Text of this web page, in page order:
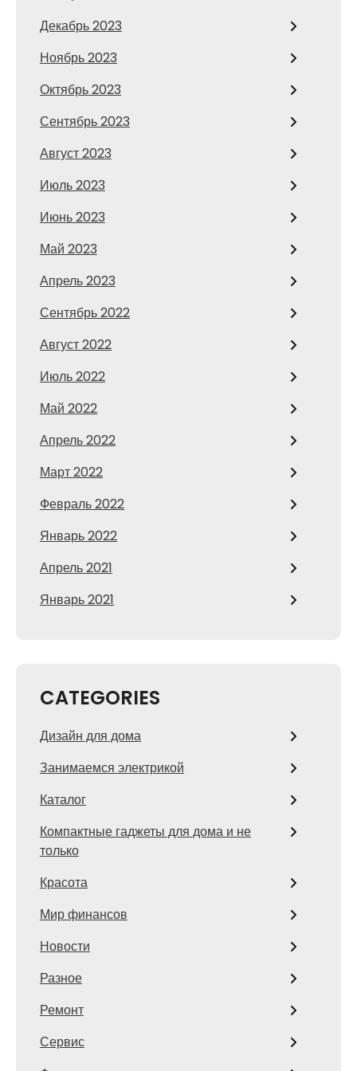
Декабрь 2023
Ноябрь 2023
Октябрь 2023
Сентябрь 2023
Август 2023
Июль 2023
Июнь 2023
Май 2023
Апрель 2023
Сентябрь 2022
Август 2022
Июль 2022
Май 2022
Апрель 2022
Март 2022
Февраль 2022
Январь 2022
Апрель 2021
Январь 2021
CATEGORIES
Дизайн для дома
Занимаемся электрикой
Каталог
Компактные гаджеты для дома и не
только
Красота
Мир финансов
Новости
Разное
Ремонт
Сервис